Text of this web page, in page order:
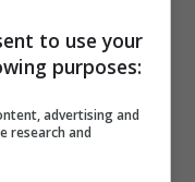
ha svelato
conMbappé
difficile ma
to use your
purposes:
advertising and
research and